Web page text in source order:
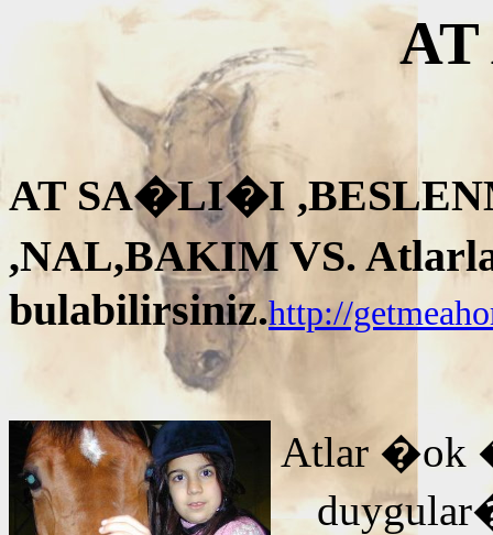
AT SA�LI�I
,NAL,BAKIM VS.
bulabilirsiniz.http://
Atlar �ok